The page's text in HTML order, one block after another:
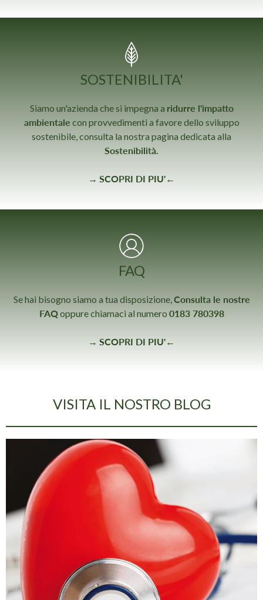
SOSTENIBILITA'
Siamo un'azienda che si impegna a ridurre l'impatto
ambientale con provvedimenti a favore dello sviluppo
sostenibile, consulta la nostra pagina dedicata alla
Sostenibilità.
→ SCOPRI DI PIU'←
FAQ
Se hai bisogno siamo a tua disposizione,Consulta le nostre
FAQoppure chiamaci al numero 0183 780398
→ SCOPRI DI PIU'←
VISITA IL NOSTRO BLOG